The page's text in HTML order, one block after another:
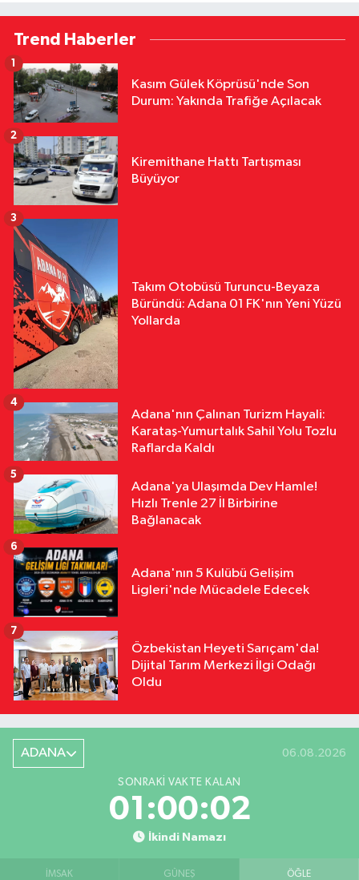
Trend Haberler
Kasım Gülek Köprüsü'nde Son
Durum: Yakında Trafiğe Açılacak
1
Kiremithane Hattı Tartışması
Büyüyor
2
Takım Otobüsü Turuncu-Beyaza
Büründü: Adana 01 FK'nın Yeni Yüzü
Yollarda
3
Adana'nın Çalınan Turizm Hayali:
Karataş-Yumurtalık Sahil Yolu Tozlu
Raflarda Kaldı
4
Adana'ya Ulaşımda Dev Hamle!
Hızlı Trenle 27 İl Birbirine
Bağlanacak
5
Adana'nın 5 Kulübü Gelişim
Ligleri'nde Mücadele Edecek
6
Özbekistan Heyeti Sarıçam'da!
Dijital Tarım Merkezi İlgi Odağı
Oldu
7
ADANA 06.08.2026
SONRAKI VAKTE KALAN
01:00:00
İkindi Namazı
İMSAK GÜNEŞ ÖĞLE